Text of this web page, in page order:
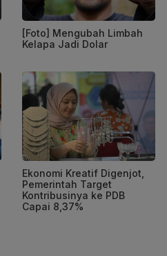
[Foto] Mengubah Limbah
Kelapa Jadi Dolar
Ekonomi Kreatif Digenjot,
Pemerintah Target
Kontribusinya ke PDB
Capai 8,37%